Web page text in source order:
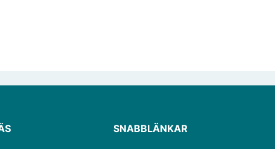
SNABBLÄNKAR